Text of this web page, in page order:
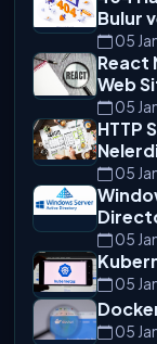
Bulur
05
React
Web
05
HTTP
05
05
05
05